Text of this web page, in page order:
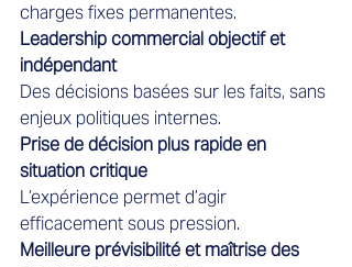
charges fixes permanentes.
Leadership commercial objectif et
indépendant
Des décisions basées sur les faits, sans
enjeux politiques internes.
Prise de décision plus rapide en
situation critique
L’expérience permet d’agir
efficacement sous pression.
Meilleure prévisibilité et maîtrise des